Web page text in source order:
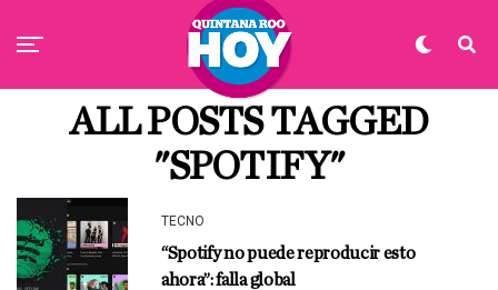
ALL POSTS TAGGED
"SPOTIFY"
TECNO
“Spotify no puede reproducir esto
ahora”: falla global